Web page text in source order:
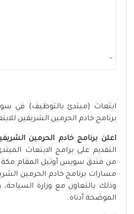
-
ابتعاث (مبتدئ بالتوظيف) في
برنامج خادم الحرمين الشريفين
اعلن برنامج خادم الحرمين
التقديم على برامج الابتعاث
من فندق سويس أوتيل المقام
مسارات برنامج خادم الحرمين
وذلك بالتعاون مع وزارة
الموضحة أدناه.